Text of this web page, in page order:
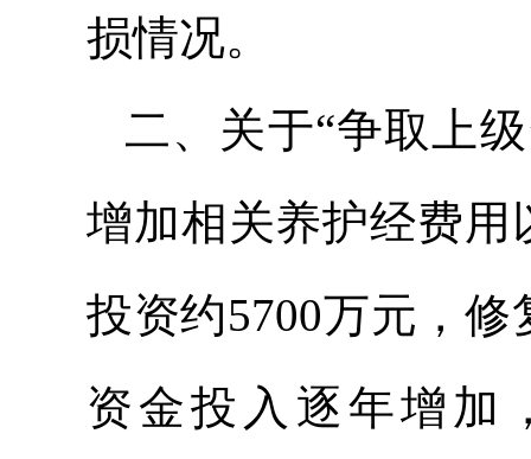
损情况。
二、关于“争取上
增加相关养护经费用
投资约5700万元，
资金投入逐年增加